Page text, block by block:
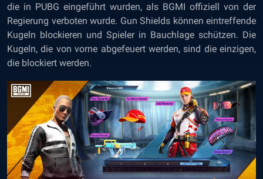
die in PUBG eingeführt wurden, als BGMI offiziell von der
Regierung verboten wurde. Gun Shields können eintreffende
Kugeln blockieren und Spieler in Bauchlage schützen. Die
Kugeln, die von vorne abgefeuert werden, sind die einzigen,
die blockiert werden.